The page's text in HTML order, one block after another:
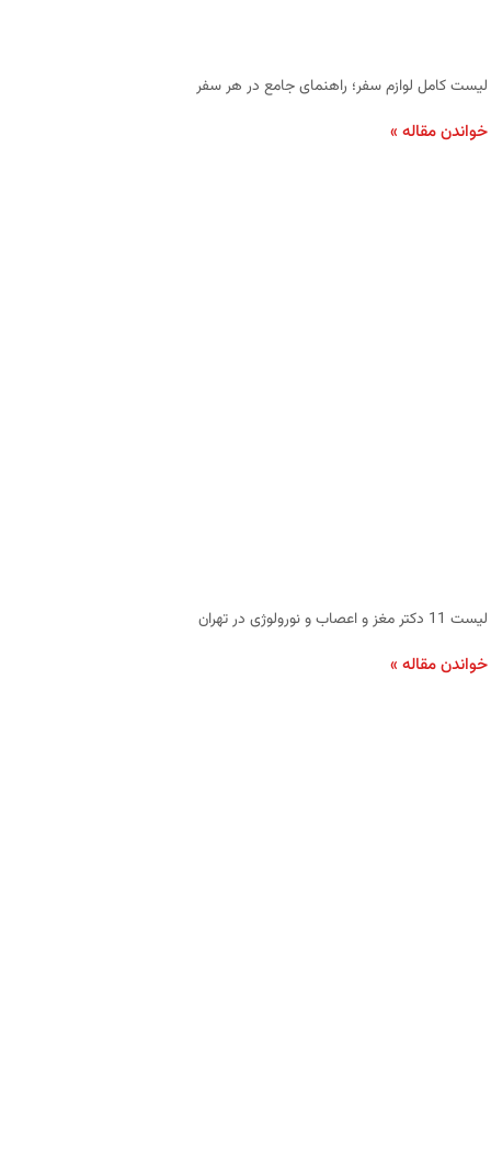
لیست کامل لوازم سفر؛ راهنمای جامع در هر سفر
خواندن مقاله »
لیست 11 دکتر مغز و اعصاب و نورولوژی در تهران
خواندن مقاله »